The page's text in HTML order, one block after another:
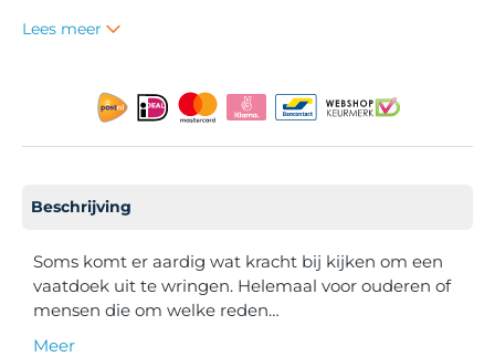
Lees meer
Beschrijving
Soms komt er aardig wat kracht bij kijken om een
vaatdoek uit te wringen. Helemaal voor ouderen of
mensen die om welke reden…
Meer